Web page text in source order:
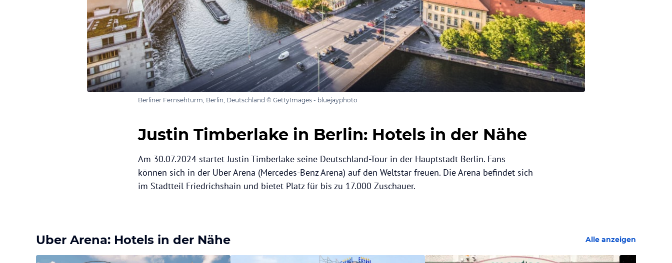
Berliner Fernsehturm, Berlin, Deutschland © GettyImages - bluejayphoto
Justin Timberlake in Berlin: Hotels in der Nähe
Am 30.07.2024 startet Justin Timberlake seine Deutschland-Tour in der Hauptstadt Berlin. Fans
können sich in der Uber Arena (Mercedes-Benz Arena) auf den Weltstar freuen. Die Arena befindet sich
im Stadtteil Friedrichshain und bietet Platz für bis zu 17.000 Zuschauer.
Uber Arena: Hotels in der Nähe Alle anzeigen